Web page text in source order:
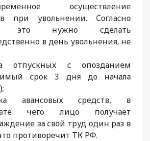
осуществление
при увольнении. Согласно
это нужно сделать
в день увольнения, не
отпускных с опозданием
срок 3 дня до начала
авансовых средств, в
чего лицо получает
за свой труд один раз в
противоречит ТК РФ.